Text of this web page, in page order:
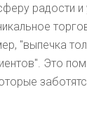
радости
"выпечка
Это